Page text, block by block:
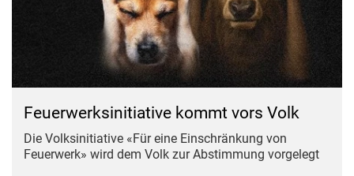
Feuerwerksinitiative kommt vors Volk
Die Volksinitiative «Für eine Einschränkung von
Feuerwerk» wird dem Volk zur Abstimmung vorgelegt